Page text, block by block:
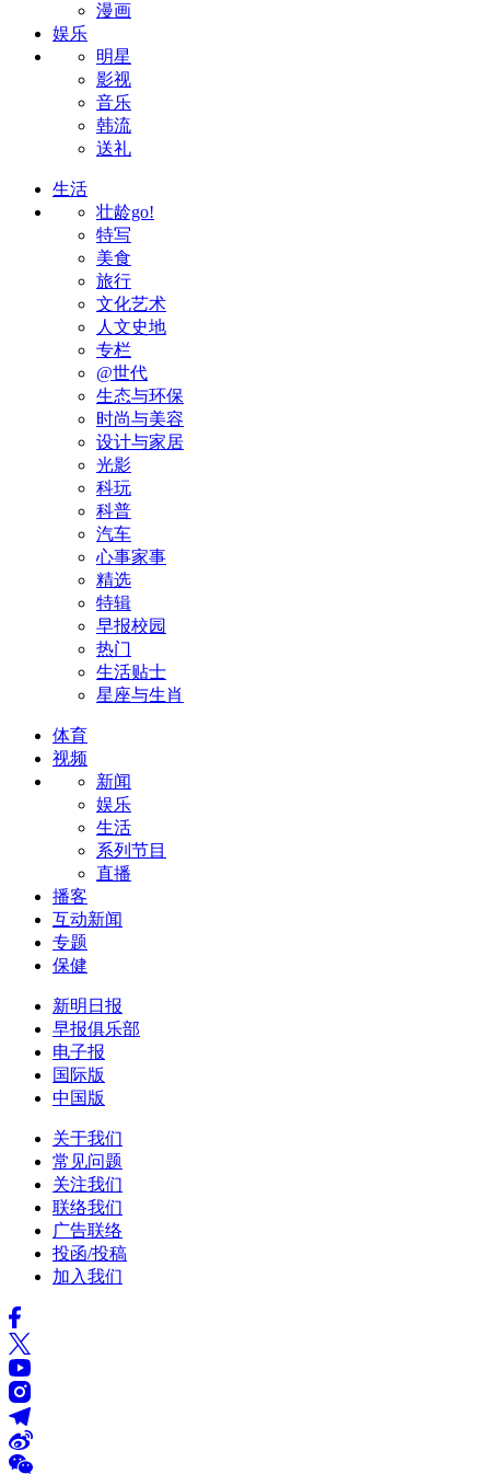
漫画
娱乐
明星
影视
音乐
韩流
送礼
生活
壮龄go!
特写
美食
旅行
文化艺术
人文史地
专栏
@世代
生态与环保
时尚与美容
设计与家居
光影
科玩
科普
汽车
心事家事
精选
特辑
早报校园
热门
生活贴士
星座与生肖
体育
视频
新闻
娱乐
生活
系列节目
直播
播客
互动新闻
专题
保健
新明日报
早报俱乐部
电子报
国际版
中国版
关于我们
常见问题
关注我们
联络我们
广告联络
投函/投稿
加入我们